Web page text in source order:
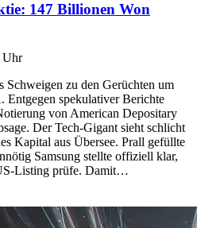
147 Billionen Won
Uhr
Schweigen zu den Gerüchten um
Entgegen spekulativer Berichte
von American Depositary
Der Tech-Gigant sieht schlicht
Kapital aus Übersee. Prall gefüllte
Samsung stellte offiziell klar,
Listing prüfe. Damit…